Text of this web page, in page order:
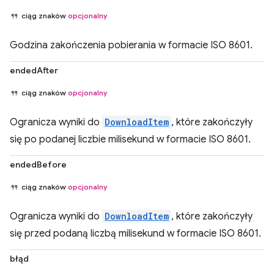
ciąg znaków opcjonalny
Godzina zakończenia pobierania w formacie ISO 8601.
endedAfter
ciąg znaków opcjonalny
Ogranicza wyniki do DownloadItem , które zakończyły
się po podanej liczbie milisekund w formacie ISO 8601.
endedBefore
ciąg znaków opcjonalny
Ogranicza wyniki do DownloadItem , które zakończyły
się przed podaną liczbą milisekund w formacie ISO 8601.
błąd